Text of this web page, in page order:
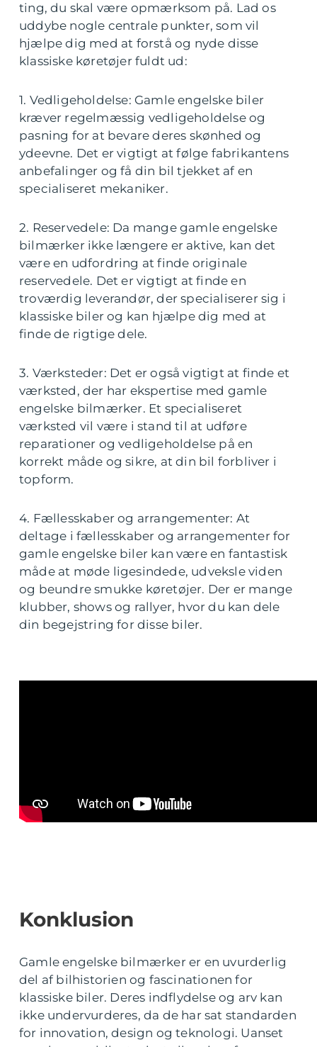
ting, du skal være opmærksom på. Lad os
uddybe nogle centrale punkter, som vil
hjælpe dig med at forstå og nyde disse
klassiske køretøjer fuldt ud:
1. Vedligeholdelse: Gamle engelske biler
kræver regelmæssig vedligeholdelse og
pasning for at bevare deres skønhed og
ydeevne. Det er vigtigt at følge fabrikantens
anbefalinger og få din bil tjekket af en
specialiseret mekaniker.
2. Reservedele: Da mange gamle engelske
bilmærker ikke længere er aktive, kan det
være en udfordring at finde originale
reservedele. Det er vigtigt at finde en
troværdig leverandør, der specialiserer sig i
klassiske biler og kan hjælpe dig med at
finde de rigtige dele.
3. Værksteder: Det er også vigtigt at finde et
værksted, der har ekspertise med gamle
engelske bilmærker. Et specialiseret
værksted vil være i stand til at udføre
reparationer og vedligeholdelse på en
korrekt måde og sikre, at din bil forbliver i
topform.
4. Fællesskaber og arrangementer: At
deltage i fællesskaber og arrangementer for
gamle engelske biler kan være en fantastisk
måde at møde ligesindede, udveksle viden
og beundre smukke køretøjer. Der er mange
klubber, shows og rallyer, hvor du kan dele
din begejstring for disse biler.
Konklusion
Gamle engelske bilmærker er en uvurderlig
del af bilhistorien og fascinationen for
klassiske biler. Deres indflydelse og arv kan
ikke undervurderes, da de har sat standarden
for innovation, design og teknologi. Uanset